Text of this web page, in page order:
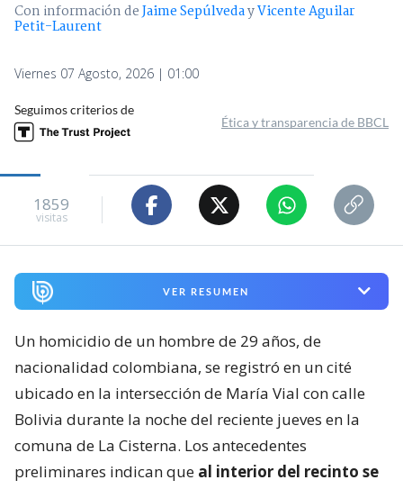
Con información deJaime SepúlvedayVicente Aguilar
Petit-Laurent
Viernes 07 Agosto, 2026 | 01:00
Seguimos criterios de
Ética y transparencia de BBCL
1859
visitas
VER RESUMEN
Un homicidio de un hombre de 29 años, de
nacionalidad colombiana, se registró en un cité
ubicado en la intersección de María Vial con calle
Bolivia durante la noche del reciente jueves en la
comuna de La Cisterna. Los antecedentes
preliminares indican que al interior del recinto se